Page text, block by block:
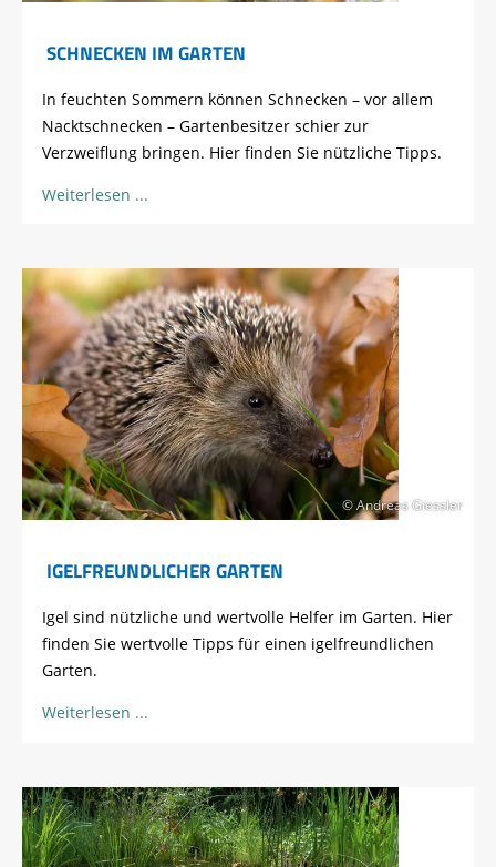
SCHNECKEN IM GARTEN
In feuchten Sommern können Schnecken – vor allem
Nacktschnecken – Gartenbesitzer schier zur
Verzweiflung bringen. Hier finden Sie nützliche Tipps.
Weiterlesen
© Andreas Giessler
IGELFREUNDLICHER GARTEN
Igel sind nützliche und wertvolle Helfer im Garten. Hier
finden Sie wertvolle Tipps für einen igelfreundlichen
Garten.
Weiterlesen